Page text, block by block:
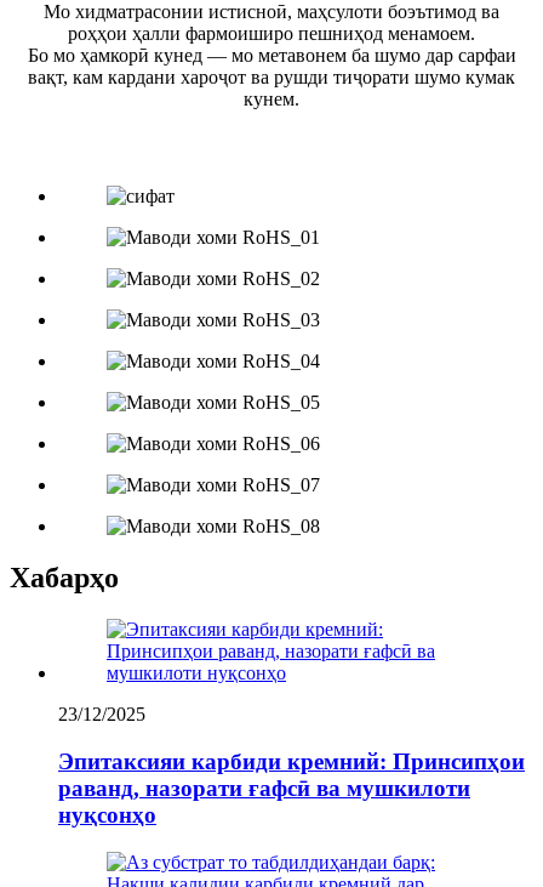
Мо хидматрасонии истисноӣ, маҳсулоти боэътимод ва
роҳҳои ҳалли фармоиширо пешниҳод менамоем.
Бо мо ҳамкорӣ кунед — мо метавонем ба шумо дар сарфаи
вақт, кам кардани хароҷот ва рушди тиҷорати шумо кумак
кунем.
Хабарҳо
23/12/2025
Эпитаксияи карбиди кремний: Принсипҳои
раванд, назорати ғафсӣ ва мушкилоти
нуқсонҳо